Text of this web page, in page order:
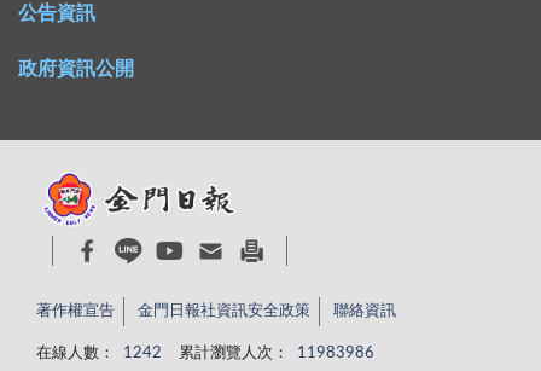
公告資訊
政府資訊公開
著作權宣告 金門日報社資訊安全政策 聯絡資訊
在線人數： 1242 累計瀏覽人次： 11983986